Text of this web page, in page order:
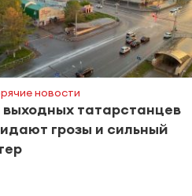
новости
татарстанцев
грозы и сильный